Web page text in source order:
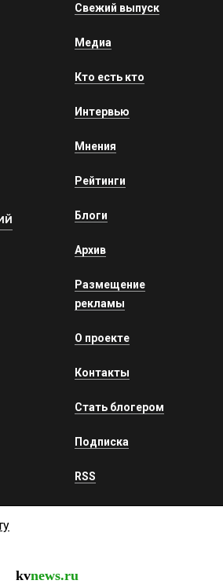
Свежий выпуск
Медиа
Кто есть кто
Интервью
Мнения
Рейтинги
Блоги
Архив
Размещение
рекламы
О проекте
Контакты
Стать блогером
Подписка
RSS
kvnews.ru